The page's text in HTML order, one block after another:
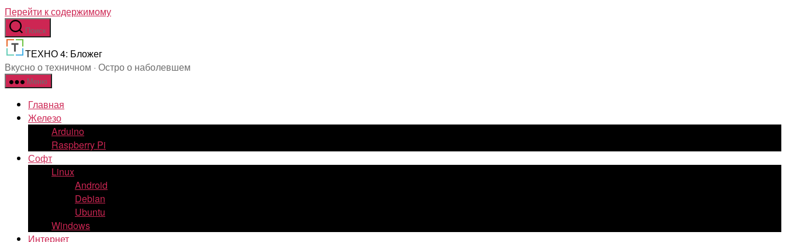
Перейти к содержимому
Поиск
ТЕХНО 4: Бложег
Вкусно о техничном · Остро о наболевшем
Меню
Главная
Железо
Arduino
Raspberry Pi
Софт
Linux
Android
Debian
Ubuntu
Windows
Интернет